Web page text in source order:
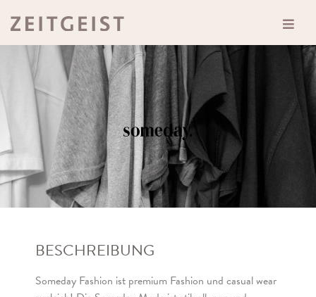
BESCHREIBUNG
Someday Fashion ist premium Fashion und casual wear